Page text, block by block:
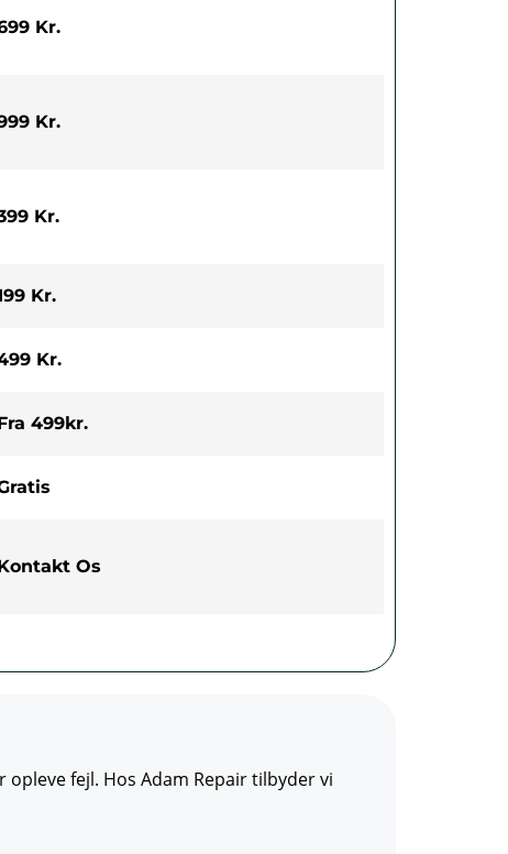
Kr.
Kr.
Kr.
Kr.
Kr.
499kr.
Os
fejl. Hos Adam Repair tilbyder vi